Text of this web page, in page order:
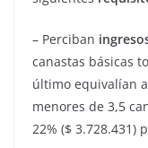
– Perciban
canastas básicas
último equivalían a
menores de 3,5
22% ($ 3.728.431)